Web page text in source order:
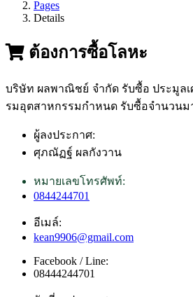
Pages
Details
ต้องการซื้อโลหะ
บริษัท ผลพาณิชย์ จำกัด รับซื้อ ประมูลเ
รมอุตสาหกรรมกำหนด รับซื้อจำนวนมา
ผู้ลงประกาศ:
ศุภณัฏฐ์ ผลกังวาน
หมายเลขโทรศัพท์:
0844244701
อีเมล์:
kean9906@gmail.com
Facebook / Line:
08444244701